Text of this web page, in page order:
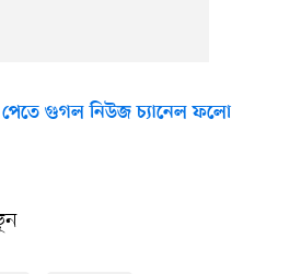
গুগল নিউজ চ্যানেল ফলো